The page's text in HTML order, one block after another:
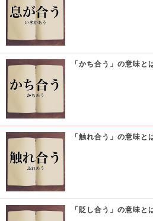
「かち合う」の意味
「触れ合う」の意味
「貶し合う」の意味